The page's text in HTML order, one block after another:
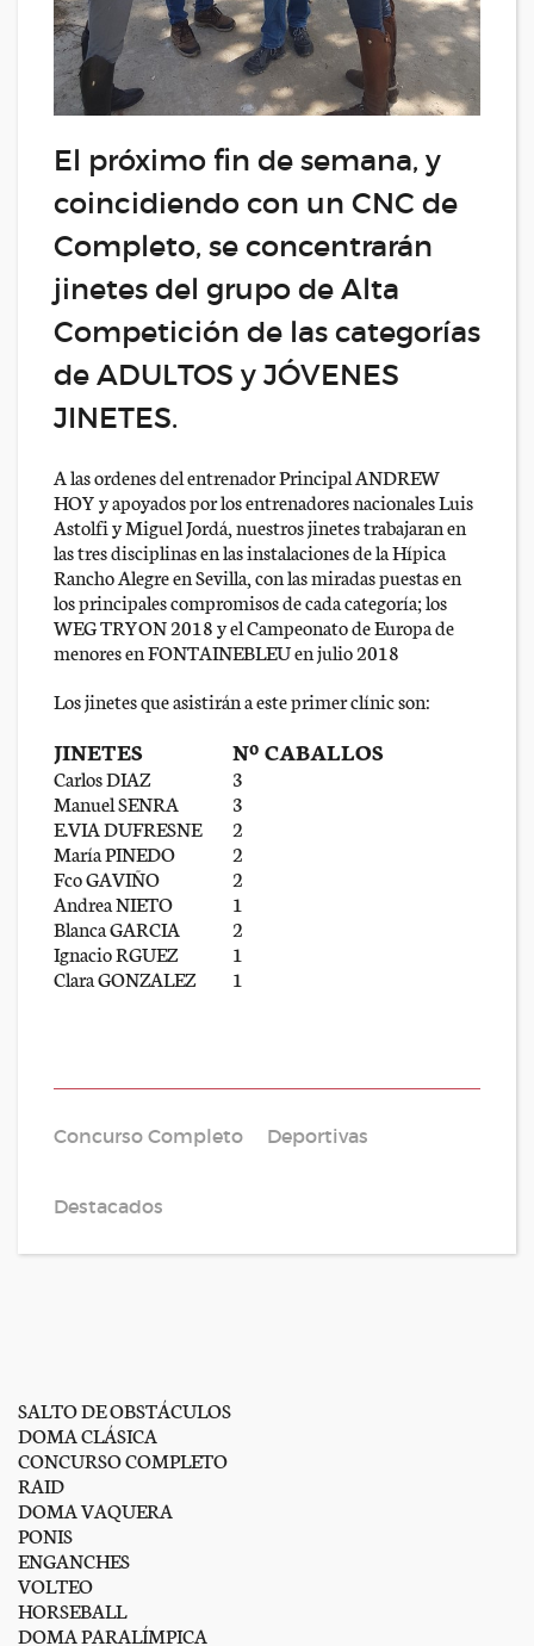
El próximo fin de semana, y
coincidiendo con un CNC de
Completo, se concentrarán
jinetes del grupo de Alta
Competición de las categorías
de ADULTOS y JÓVENES
JINETES.
A las ordenes del entrenador Principal ANDREW
HOY y apoyados por los entrenadores nacionales Luis
Astolfi y Miguel Jordá, nuestros jinetes trabajaran en
las tres disciplinas en las instalaciones de la Hípica
Rancho Alegre en Sevilla, con las miradas puestas en
los principales compromisos de cada categoría; los
WEG TRYON 2018 y el Campeonato de Europa de
menores en FONTAINEBLEU en julio 2018
Los jinetes que asistirán a este primer clínic son:
JINETES Nº CABALLOS
Carlos DIAZ
3
Manuel SENRA
3
E.VIA DUFRESNE
2
María PINEDO
2
Fco GAVIÑO
2
Andrea NIETO
1
Blanca GARCIA
2
Ignacio RGUEZ
1
Clara GONZALEZ
1
Concurso Completo Deportivas
Destacados
SALTO DE OBSTÁCULOS
DOMA CLÁSICA
CONCURSO COMPLETO
RAID
DOMA VAQUERA
PONIS
ENGANCHES
VOLTEO
HORSEBALL
DOMA PARALÍMPICA